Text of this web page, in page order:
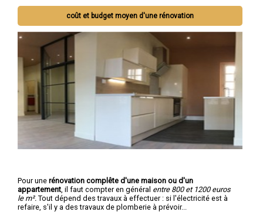
coût et budget moyen d'une rénovation
Pour une rénovation complête d'une maison ou d'un
appartement , il faut compter en général entre 800 et 1200 euros
le m². Tout dépend des travaux à effectuer : si l'électricité est à
refaire, s'il y a des travaux de plomberie à prévoir...